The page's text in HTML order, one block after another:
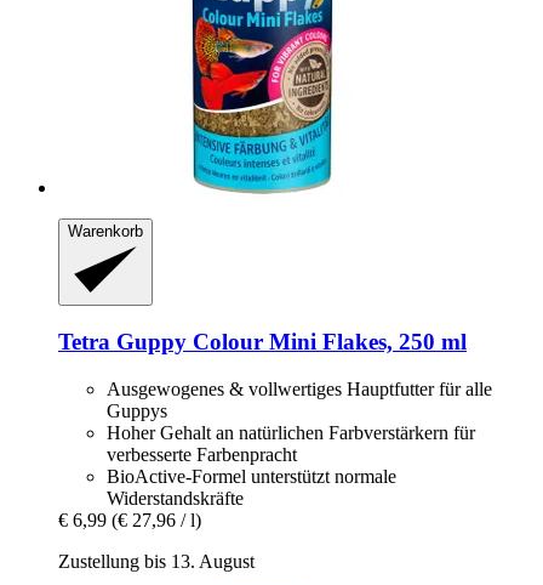
Warenkorb
Tetra Guppy Colour Mini Flakes, 250 ml
Ausgewogenes & vollwertiges Hauptfutter für alle
Guppys
Hoher Gehalt an natürlichen Farbverstärkern für
verbesserte Farbenpracht
BioActive-Formel unterstützt normale
Widerstandskräfte
€ 6,99 (€ 27,96 / l)
Zustellung bis 13. August